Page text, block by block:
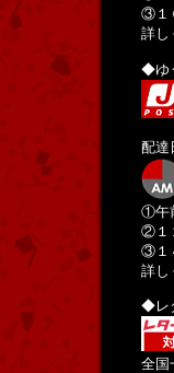
③１
詳し
◆ゆ
配達
①
②１
③１
詳し
◆レ
全国